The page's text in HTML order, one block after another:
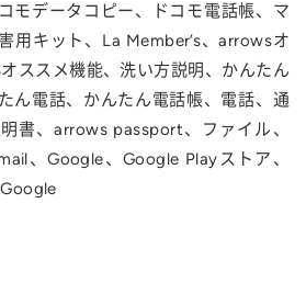
モデータコピー、ドコモ電話帳、マ
用キット、La Member’s、arrowsオ
ススメ機能、洗い方説明、かんたん
ん電話、かんたん電話帳、電話、通
書、arrows passport、ファイル、
、Google、Google Playストア、